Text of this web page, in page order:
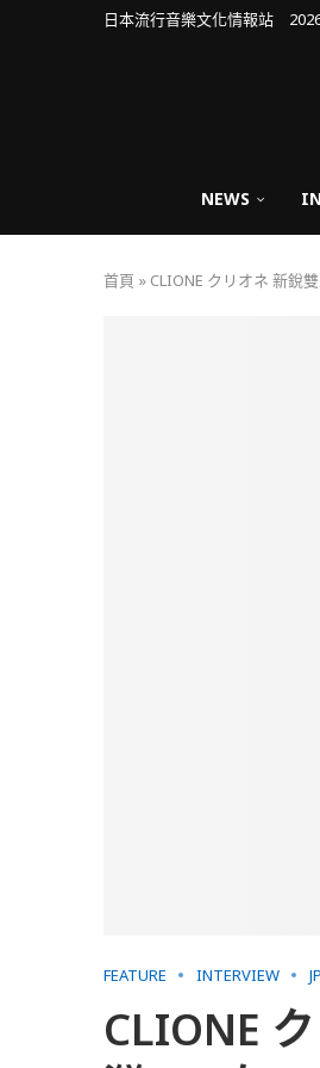
日本流行音樂文化情報站
NEWS
首頁 » CLIONE クリオネ 新銳
FEATURE INTERVIEW
CLIONE